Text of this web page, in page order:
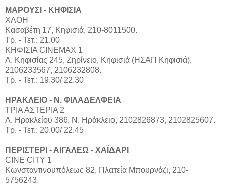
ΜΑΡΟΥΣΙ - ΚHΦΙΣΙΑ
ΧΛΟΗ
Κασαβέτη 17, Κηφισιά, 210-8011500.
Τρ. - Τετ.: 21.00
ΚΗΦΙΣΙΑ CINEMAX 1
Λ. Κηφισίας 245, Ζηρίνειο, Κηφισιά (ΗΣΑΠ Κηφισιά),
2106233567, 2106232808.
Τρ. - Τετ.: 19.30/ 22.30
ΗΡΑΚΛΕΙΟ - Ν. ΦΙΛΑΔΕΛΦΕΙΑ
ΤΡΙΑ ΑΣΤΕΡΙΑ 2
Λ. Ηρακλείου 386, Ν. Ηράκλειο, 2102826873, 2102825607.
Τρ. - Τετ.: 20.00/ 22.45
ΠΕΡΙΣΤΕΡΙ - ΑΙΓΑΛΕΩ - ΧΑΪΔΑΡΙ
CINE CITY 1
Κωνσταντινουπόλεως 82, Πλατεία Μπουρνάζι, 210-
5756243.